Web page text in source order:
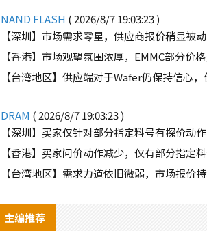
NAND FLASH ( 2026/8/7 19:03:23 )
【深圳】市场需求零星，供应商报价稍显被动
DRAM ( 2026/8/7 19:03:23 )
主编推荐